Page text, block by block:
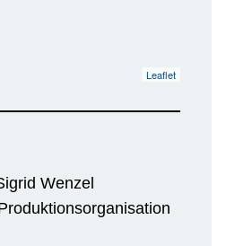
Leaflet
Wenzel